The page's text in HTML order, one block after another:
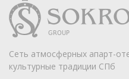
Сеть атмосферных апарт-
культурные традиции СПб